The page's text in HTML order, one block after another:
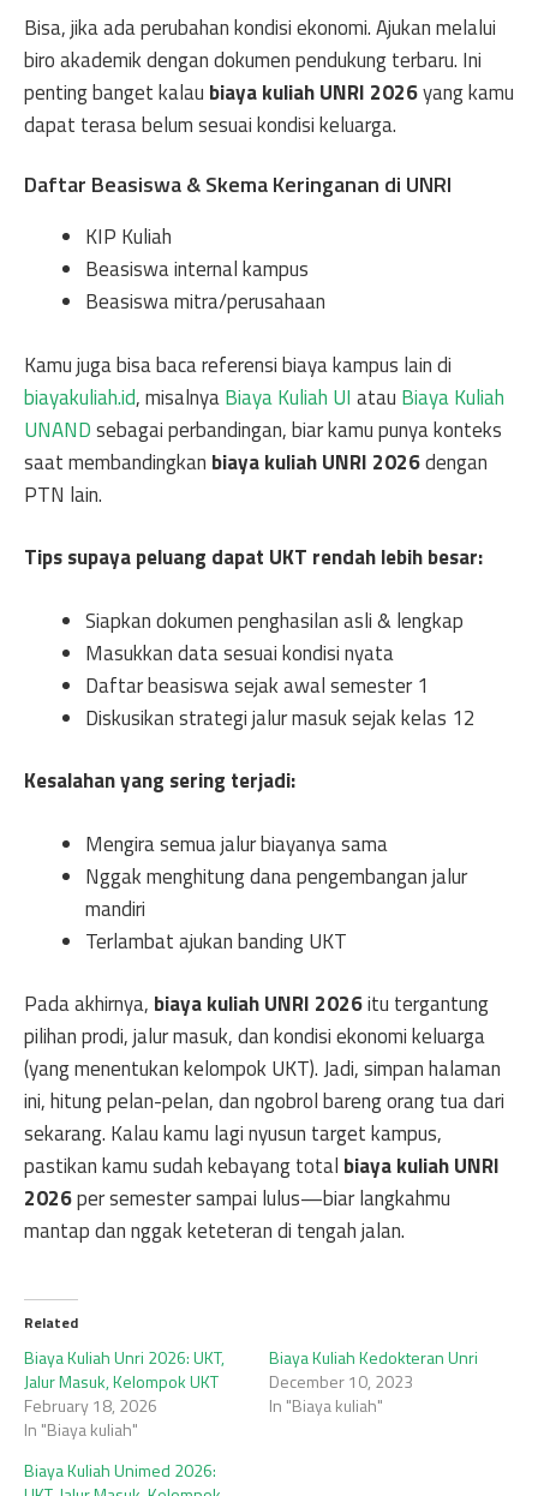
Bisa, jika ada perubahan kondisi ekonomi. Ajukan melalui
biro akademik dengan dokumen pendukung terbaru. Ini
penting banget kalau biaya kuliah UNRI 2026yang kamu
dapat terasa belum sesuai kondisi keluarga.
Daftar Beasiswa & Skema Keringanan di UNRI
KIP Kuliah
Beasiswa internal kampus
Beasiswa mitra/perusahaan
Kamu juga bisa baca referensi biaya kampus lain di
biayakuliah.id, misalnyaBiaya Kuliah UI atau Biaya Kuliah
UNANDsebagai perbandingan, biar kamu punya konteks
saat membandingkan biaya kuliah UNRI 2026dengan
PTN lain.
Tips supaya peluang dapat UKT rendah lebih besar:
Siapkan dokumen penghasilan asli & lengkap
Masukkan data sesuai kondisi nyata
Daftar beasiswa sejak awal semester 1
Diskusikan strategi jalur masuk sejak kelas 12
Kesalahan yang sering terjadi:
Mengira semua jalur biayanya sama
Nggak menghitung dana pengembangan jalur
mandiri
Terlambat ajukan banding UKT
Pada akhirnya, biaya kuliah UNRI 2026itu tergantung
pilihan prodi, jalur masuk, dan kondisi ekonomi keluarga
(yang menentukan kelompok UKT). Jadi, simpan halaman
ini, hitung pelan-pelan, dan ngobrol bareng orang tua dari
sekarang. Kalau kamu lagi nyusun target kampus,
pastikan kamu sudah kebayang total biaya kuliah UNRI
2026per semester sampai lulus—biar langkahmu
mantap dan nggak keteteran di tengah jalan.
Related
Biaya Kuliah Unri 2026: UKT,
Jalur Masuk, Kelompok UKT
February 18, 2026
In "Biaya kuliah"
Biaya Kuliah Kedokteran Unri
December 10, 2023
In "Biaya kuliah"
Biaya Kuliah Unimed 2026: